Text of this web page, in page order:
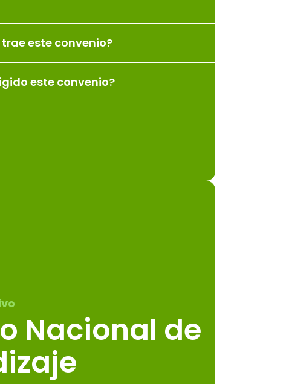
este convenio?
este convenio?
Nacional de